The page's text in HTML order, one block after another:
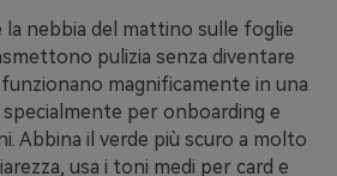
la nebbia del mattino sulle foglie
pulizia senza diventare
magnificamente in una
per onboarding e
Abbina il verde più scuro a molto
usa i toni medi per card e